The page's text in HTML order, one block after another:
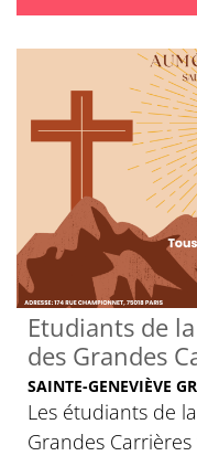
Etudiants de
des Grandes
SAINTE-GENEVIÈVE
Les étudiants de
Grandes